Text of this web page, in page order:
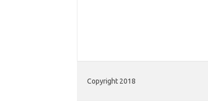
Copyright 2018